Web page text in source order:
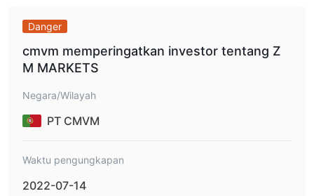
Danger
cmvm memperingatkan investor tentang Z
M MARKETS
Negara/Wilayah
PT CMVM
Waktu pengungkapan
2022-07-14